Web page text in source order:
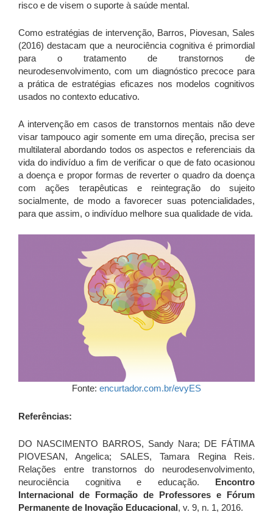
risco e de visem o suporte à saúde mental.
Como estratégias de intervenção, Barros, Piovesan, Sales
(2016) destacam que a neurociência cognitiva é primordial
para o tratamento de transtornos de
neurodesenvolvimento, com um diagnóstico precoce para
a prática de estratégias eficazes nos modelos cognitivos
usados no contexto educativo.
A intervenção em casos de transtornos mentais não deve
visar tampouco agir somente em uma direção, precisa ser
multilateral abordando todos os aspectos e referenciais da
vida do indivíduo a fim de verificar o que de fato ocasionou
a doença e propor formas de reverter o quadro da doença
com ações terapêuticas e reintegração do sujeito
socialmente, de modo a favorecer suas potencialidades,
para que assim, o indivíduo melhore sua qualidade de vida.
Fonte: encurtador.com.br/evyES
Referências:
DO NASCIMENTO BARROS, Sandy Nara; DE FÁTIMA
PIOVESAN, Angelica; SALES, Tamara Regina Reis.
Relações entre transtornos do neurodesenvolvimento,
neurociência cognitiva e educação. Encontro
Internacional de Formação de Professores e Fórum
Permanente de Inovação Educacional, v. 9, n. 1, 2016.